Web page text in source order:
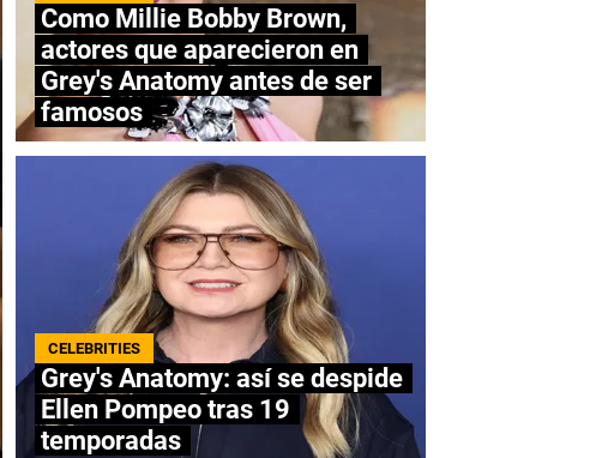
Como Millie Bobby Brown,
actores que aparecieron en
Grey's Anatomy antes de ser
famosos
CELEBRITIES
Grey's Anatomy: así se despide
Ellen Pompeo tras 19
temporadas